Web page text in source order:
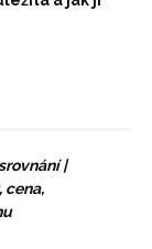
|
cena,